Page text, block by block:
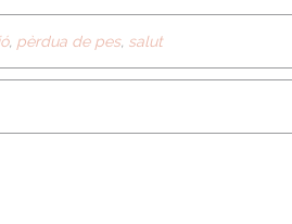
, pèrdua de pes, salut